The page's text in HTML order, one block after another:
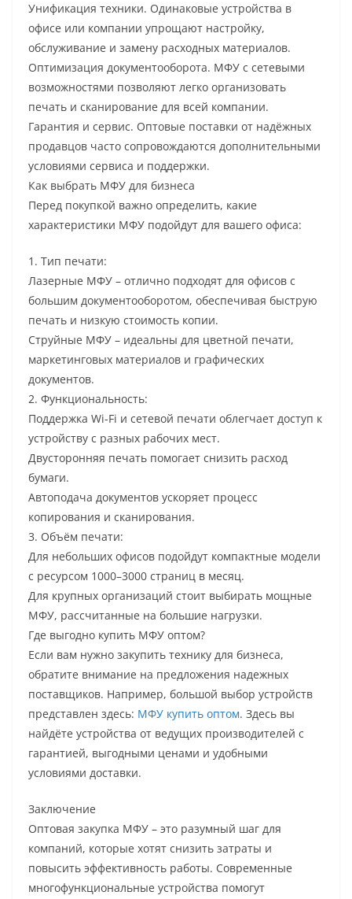
Унификация техники. Одинаковые устройства в
офисе или компании упрощают настройку,
обслуживание и замену расходных материалов.
Оптимизация документооборота. МФУ с сетевыми
возможностями позволяют легко организовать
печать и сканирование для всей компании.
Гарантия и сервис. Оптовые поставки от надёжных
продавцов часто сопровождаются дополнительными
условиями сервиса и поддержки.
Как выбрать МФУ для бизнеса
Перед покупкой важно определить, какие
характеристики МФУ подойдут для вашего офиса:
1. Тип печати:
Лазерные МФУ – отлично подходят для офисов с
большим документооборотом, обеспечивая быструю
печать и низкую стоимость копии.
Струйные МФУ – идеальны для цветной печати,
маркетинговых материалов и графических
документов.
2. Функциональность:
Поддержка Wi-Fi и сетевой печати облегчает доступ к
устройству с разных рабочих мест.
Двусторонняя печать помогает снизить расход
бумаги.
Автоподача документов ускоряет процесс
копирования и сканирования.
3. Объём печати:
Для небольших офисов подойдут компактные модели
с ресурсом 1000–3000 страниц в месяц.
Для крупных организаций стоит выбирать мощные
МФУ, рассчитанные на большие нагрузки.
Где выгодно купить МФУ оптом?
Если вам нужно закупить технику для бизнеса,
обратите внимание на предложения надежных
поставщиков. Например, большой выбор устройств
представлен здесь: МФУ купить оптом. Здесь вы
найдёте устройства от ведущих производителей с
гарантией, выгодными ценами и удобными
условиями доставки.
Заключение
Оптовая закупка МФУ – это разумный шаг для
компаний, которые хотят снизить затраты и
повысить эффективность работы. Современные
многофункциональные устройства помогут